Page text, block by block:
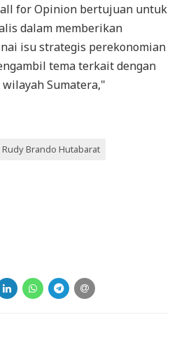
for Opinion bertujuan untuk
dalam memberikan
isu strategis perekonomian
tema terkait dengan
Sumatera,"
Rudy Brando Hutabarat